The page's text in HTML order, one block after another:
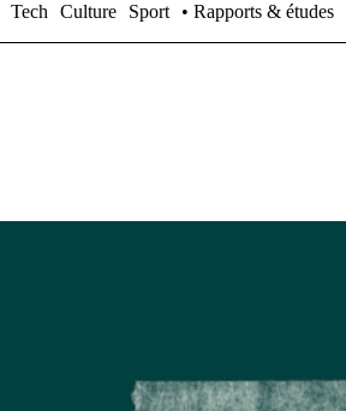
Tech Culture Sport • Rapports & études